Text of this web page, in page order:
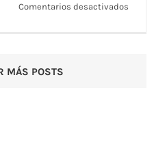
Comentarios desactivados
MÁS POSTS